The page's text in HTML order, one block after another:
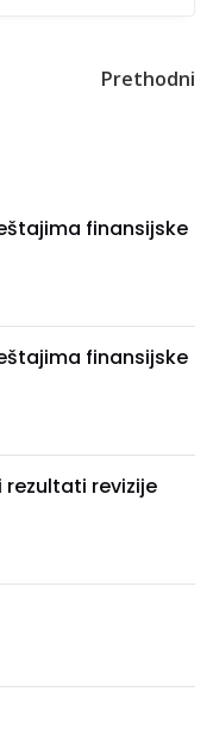
Prethodni
finansijske
finansijske
rezultati revizije